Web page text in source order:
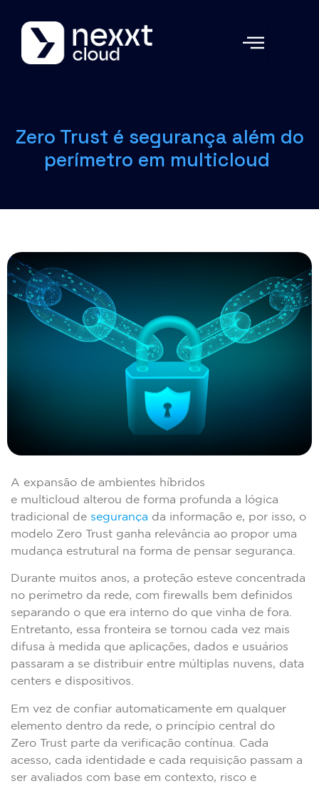
Zero Trust é segurança além do
perímetro em multicloud
A expansão de ambientes híbridos
e multicloud alterou de forma profunda a lógica
tradicional de segurança da informação e, por isso, o
modelo Zero Trust ganha relevância ao propor uma
mudança estrutural na forma de pensar segurança.
Durante muitos anos, a proteção esteve concentrada
no perímetro da rede, com firewalls bem definidos
separando o que era interno do que vinha de fora.
Entretanto, essa fronteira se tornou cada vez mais
difusa à medida que aplicações, dados e usuários
passaram a se distribuir entre múltiplas nuvens, data
centers e dispositivos.
Em vez de confiar automaticamente em qualquer
elemento dentro da rede, o princípio central do
Zero Trust parte da verificação contínua. Cada
acesso, cada identidade e cada requisição passam a
ser avaliados com base em contexto, risco e